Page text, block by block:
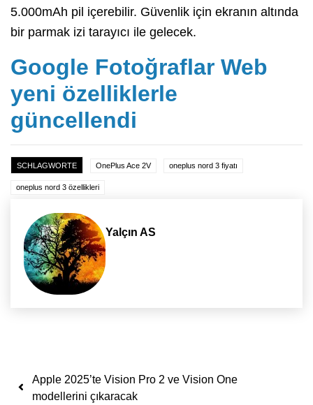
5.000mAh pil içerebilir. Güvenlik için ekranın altında
bir parmak izi tarayıcı ile gelecek.
Google Fotoğraflar Web
yeni özelliklerle
güncellendi
SCHLAGWORTE OnePlus Ace 2V oneplus nord 3 fiyatı
oneplus nord 3 özellikleri
Yalçın AS
Yazı dolaşımı
Apple 2025’te Vision Pro 2 ve Vision One
modellerini çıkaracak